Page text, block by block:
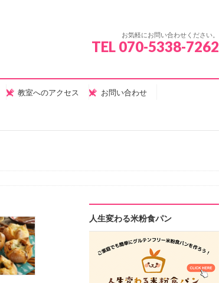
お気軽にお問い合わせください。
TEL 070-5338-7262
教室へのアクセス お問い合わせ
人生変わる米粉食パン